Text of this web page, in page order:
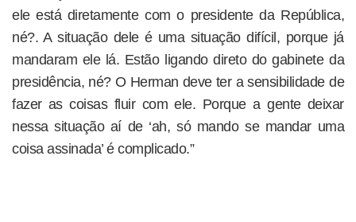
ele está diretamente com o presidente da República,
né?. A situação dele é uma situação difícil, porque já
mandaram ele lá. Estão ligando direto do gabinete da
presidência, né? O Herman deve ter a sensibilidade de
fazer as coisas fluir com ele. Porque a gente deixar
nessa situação aí de ‘ah, só mando se mandar uma
coisa assinada’ é complicado.”